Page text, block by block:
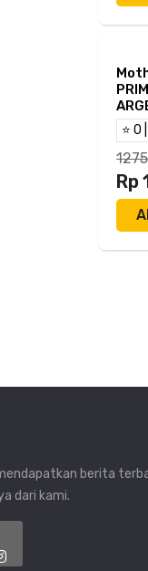
⭐ 0
Rp
berita
dari kami.